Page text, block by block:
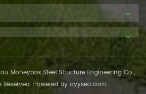
Moneybox Steel Structure Engineering Co.,
Reserved. Powered by dyyseo.com